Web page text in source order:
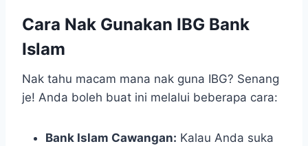
Cara Nak Gunakan IBG Bank
Islam
Nak tahu macam mana nak guna IBG? Senang
je! Anda boleh buat ini melalui beberapa cara:
Bank Islam Cawangan: Kalau Anda suka